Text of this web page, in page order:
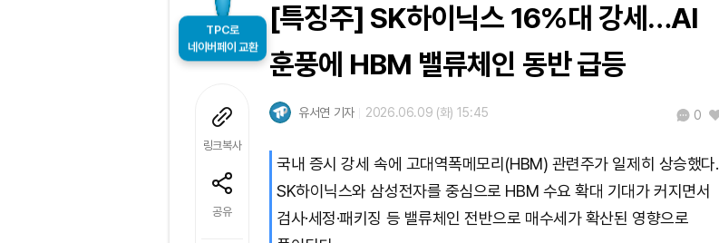
TPC로
네이버페이 교환
링크복사
공유
[특징주] SK하이닉스 16%대 강세…AI
훈풍에 HBM 밸류체인 동반 급등
유서연 기자 2026.06.09 (화) 15:45 0
국내 증시 강세 속에 고대역폭메모리(HBM) 관련주가 일제히 상승했다.
SK하이닉스와 삼성전자를 중심으로 HBM 수요 확대 기대가 커지면서
검사·세정·패키징 등 밸류체인 전반으로 매수세가 확산된 영향으로